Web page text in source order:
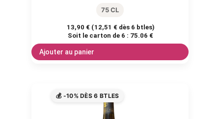
75 CL
13,90 € (12,51 € dès 6 btles)
Soit le carton de 6 : 75.06 €
Ajouter au panier
💰 -10% DÈS 6 BTLES